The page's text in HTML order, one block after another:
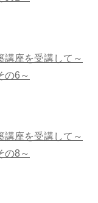
講座を受講して～
の6～
講座を受講して～
の8～